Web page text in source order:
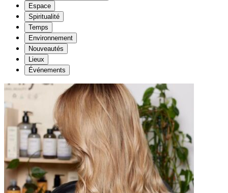
Espace
Spiritualité
Temps
Environnement
Nouveautés
Lieux
Événements